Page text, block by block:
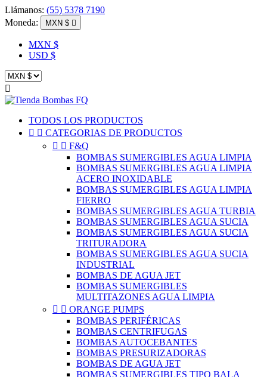
Llámanos: (55) 5378 7190
Moneda:
MXN $ 
MXN $
USD $

TODOS LOS PRODUCTOS
  CATEGORIAS DE PRODUCTOS
  F&Q
BOMBAS SUMERGIBLES AGUA LIMPIA
BOMBAS SUMERGIBLES AGUA LIMPIA
ACERO INOXIDABLE
BOMBAS SUMERGIBLES AGUA LIMPIA
FIERRO
BOMBAS SUMERGIBLES AGUA TURBIA
BOMBAS SUMERGIBLES AGUA SUCIA
BOMBAS SUMERGIBLES AGUA SUCIA
TRITURADORA
BOMBAS SUMERGIBLES AGUA SUCIA
INDUSTRIAL
BOMBAS DE AGUA JET
BOMBAS SUMERGIBLES
MULTITAZONES AGUA LIMPIA
  ORANGE PUMPS
BOMBAS PERIFÉRICAS
BOMBAS CENTRIFUGAS
BOMBAS AUTOCEBANTES
BOMBAS PRESURIZADORAS
BOMBAS DE AGUA JET
BOMBAS SUMERGIBLES TIPO BALA